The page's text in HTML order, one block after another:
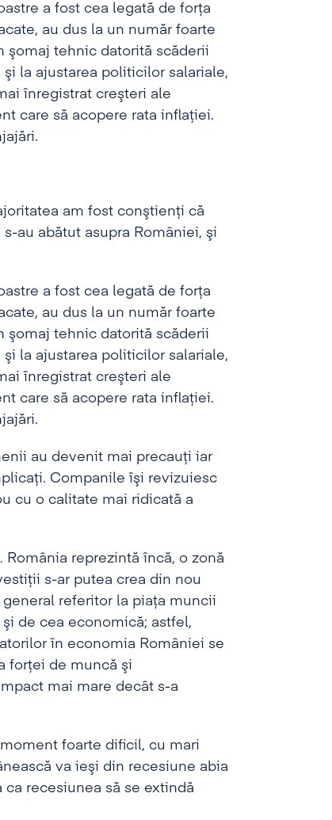
a fost cea legată de forţa
au dus la un număr foarte
şomaj tehnic datorită scăderii
la ajustarea politicilor salariale,
înregistrat creşteri ale
care să acopere rata inflaţiei.
am fost conştienţi că
au abătut asupra României, şi
a fost cea legată de forţa
au dus la un număr foarte
şomaj tehnic datorită scăderii
la ajustarea politicilor salariale,
înregistrat creşteri ale
care să acopere rata inflaţiei.
au devenit mai precauţi iar
Companile îşi revizuiesc
cu o calitate mai ridicată a
reprezintă încă, o zonă
s-ar putea crea din nou
referitor la piaţa muncii
de cea economică; astfel,
în economia României se
forţei de muncă şi
mai mare decât s-a
foarte dificil, cu mari
va ieşi din recesiune abia
recesiunea să se extindă